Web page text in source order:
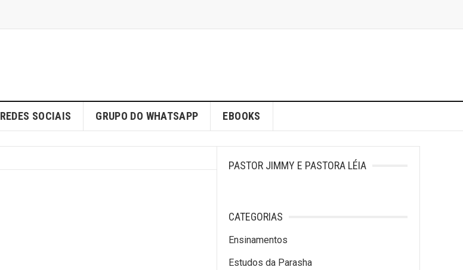
REDES SOCIAIS GRUPO DO WHATSAPP EBOOKS
PASTOR JIMMY E PASTORA LÉIA
CATEGORIAS
Ensinamentos
Estudos da Parasha